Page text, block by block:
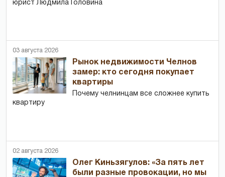
юрист Людмила Головина
03 августа 2026
Рынок недвижимости Челнов
замер: кто сегодня покупает
квартиры
Почему челнинцам все сложнее купить
квартиру
02 августа 2026
Олег Киньзягулов: «За пять лет
были разные провокации, но мы